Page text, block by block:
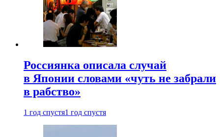
Россиянка описала случай
в Японии словами «чуть не забрали
в рабство»
1 год спустя1 год спустя